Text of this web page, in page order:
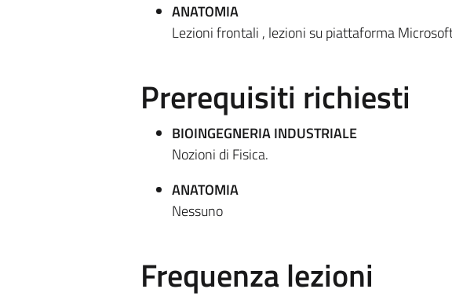
ANATOMIA
Lezioni frontali , lezioni su piattaforma
Prerequisiti richiesti
BIOINGEGNERIA INDUSTRIALE
Nozioni di Fisica.
ANATOMIA
Nessuno
Frequenza lezioni